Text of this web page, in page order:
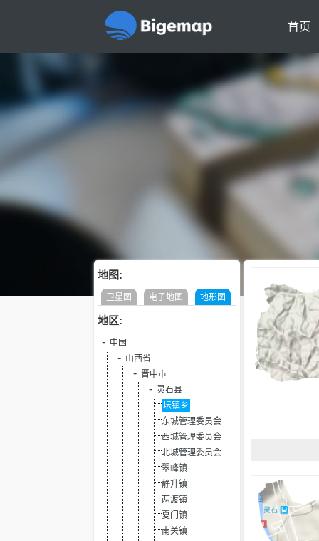
首页
地图:
卫星图 电子地图 地形图
地区:
中国
山西省
晋中市
灵石县
坛镇乡
东城管理委员会
西城管理委员会
北城管理委员会
翠峰镇
静升镇
两渡镇
夏门镇
南关镇